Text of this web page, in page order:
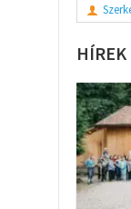
HÍREK